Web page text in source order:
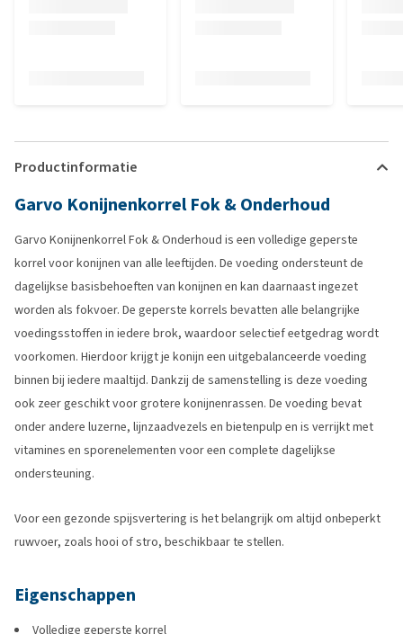
Productinformatie
Garvo Konijnenkorrel Fok & Onderhoud
Garvo Konijnenkorrel Fok & Onderhoud is een volledige geperste
korrel voor konijnen van alle leeftijden. De voeding ondersteunt de
dagelijkse basisbehoeften van konijnen en kan daarnaast ingezet
worden als fokvoer. De geperste korrels bevatten alle belangrijke
voedingsstoffen in iedere brok, waardoor selectief eetgedrag wordt
voorkomen. Hierdoor krijgt je konijn een uitgebalanceerde voeding
binnen bij iedere maaltijd. Dankzij de samenstelling is deze voeding
ook zeer geschikt voor grotere konijnenrassen. De voeding bevat
onder andere luzerne, lijnzaadvezels en bietenpulp en is verrijkt met
vitamines en sporenelementen voor een complete dagelijkse
ondersteuning.
Voor een gezonde spijsvertering is het belangrijk om altijd onbeperkt
ruwvoer, zoals hooi of stro, beschikbaar te stellen.
Eigenschappen
Volledige geperste korrel